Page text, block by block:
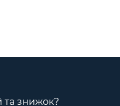
та знижок?